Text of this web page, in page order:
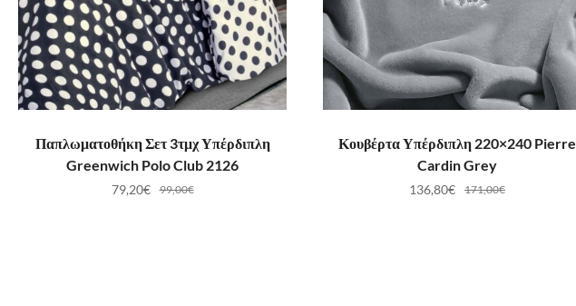
ΠΡΟΣΘΉΚΗ ΣΤΟ ΚΑΛΆΘΙ
Παπλωματοθήκη Σετ 3τμχ Υπέρδιπλη
Greenwich Polo Club 2126
99,00€
79,20€
ΠΡΟΣΘΉΚΗ ΣΤΟ ΚΑΛΆΘΙ
Κουβέρτα Υπέρδιπλη 220×240 Pierre
Cardin Grey
171,00€
136,80€